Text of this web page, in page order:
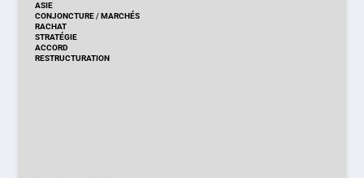
ASIE
CONJONCTURE/MARCHÉS
RACHAT
STRATÉGIE
ACCORD
RESTRUCTURATION